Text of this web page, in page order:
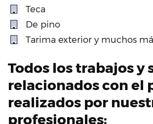
Teca
De pino
Tarima exterior y muchos
Todos los trabajos y
relacionados con el
realizados por
profesionales: